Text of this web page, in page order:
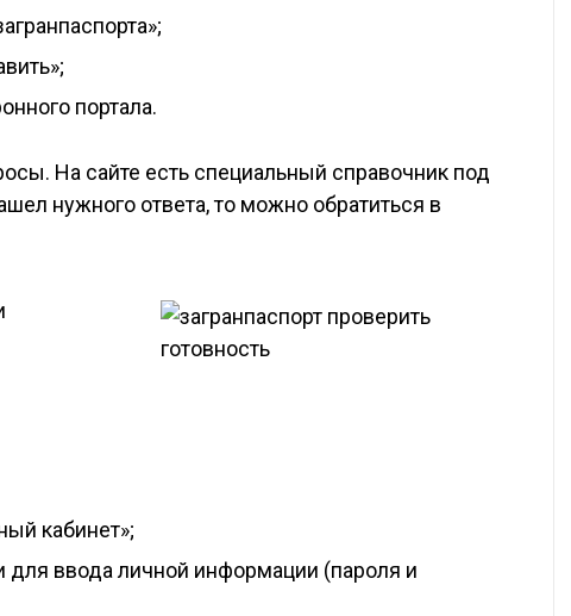
портала.
На сайте есть специальный справочник под
нужного ответа, то можно обратиться в
кабинет»;
для ввода личной информации (пароля и